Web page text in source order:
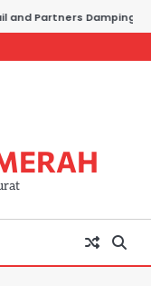
Partners Dampingi